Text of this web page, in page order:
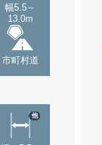
幅5.5～
13.0m
市町村道
他